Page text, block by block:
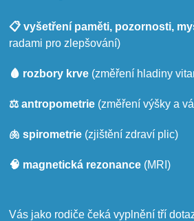
📋 vyšetření paměti, pozornosti,
radami pro zlepšování)
🩸 rozbory krve (změření hladiny
⚖️ antropometrie (změření výšky a
🫁 spirometrie (zjištění zdraví plic)
🧠 magnetická rezonance (MRI)
Vás jako rodiče čeká vyplnění tří